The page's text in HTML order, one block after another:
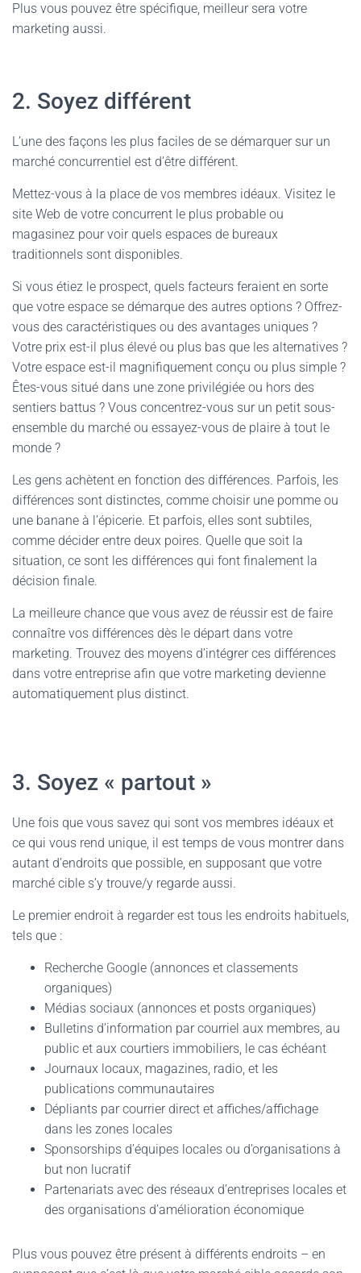
Plus vous pouvez être spécifique, meilleur sera votre
marketing aussi.
2. Soyez différent
L’une des façons les plus faciles de se démarquer sur un
marché concurrentiel est d’être différent.
Mettez-vous à la place de vos membres idéaux. Visitez le
site Web de votre concurrent le plus probable ou
magasinez pour voir quels espaces de bureaux
traditionnels sont disponibles.
Si vous étiez le prospect, quels facteurs feraient en sorte
que votre espace se démarque des autres options ? Offrez-
vous des caractéristiques ou des avantages uniques ?
Votre prix est-il plus élevé ou plus bas que les alternatives ?
Votre espace est-il magnifiquement conçu ou plus simple ?
Êtes-vous situé dans une zone privilégiée ou hors des
sentiers battus ? Vous concentrez-vous sur un petit sous-
ensemble du marché ou essayez-vous de plaire à tout le
monde ?
Les gens achètent en fonction des différences. Parfois, les
différences sont distinctes, comme choisir une pomme ou
une banane à l’épicerie. Et parfois, elles sont subtiles,
comme décider entre deux poires. Quelle que soit la
situation, ce sont les différences qui font finalement la
décision finale.
La meilleure chance que vous avez de réussir est de faire
connaître vos différences dès le départ dans votre
marketing. Trouvez des moyens d’intégrer ces différences
dans votre entreprise afin que votre marketing devienne
automatiquement plus distinct.
3. Soyez « partout »
Une fois que vous savez qui sont vos membres idéaux et
ce qui vous rend unique, il est temps de vous montrer dans
autant d’endroits que possible, en supposant que votre
marché cible s’y trouve/y regarde aussi.
Le premier endroit à regarder est tous les endroits habituels,
tels que :
Recherche Google (annonces et classements
organiques)
Médias sociaux (annonces et posts organiques)
Bulletins d’information par courriel aux membres, au
public et aux courtiers immobiliers, le cas échéant
Journaux locaux, magazines, radio, et les
publications communautaires
Dépliants par courrier direct et affiches/affichage
dans les zones locales
Sponsorships d’équipes locales ou d’organisations à
but non lucratif
Partenariats avec des réseaux d’entreprises locales et
des organisations d’amélioration économique
Plus vous pouvez être présent à différents endroits – en